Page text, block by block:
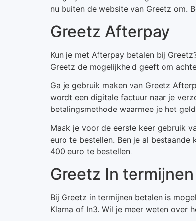
nu buiten de website van Greetz om.
Greetz Afterpay
Kun je met Afterpay betalen bij
Greetz de mogelijkheid geeft om
Ga je gebruik maken van Greetz
wordt een digitale factuur naar je
betalingsmethode waarmee je het
Maak je voor de eerste keer gebruik
euro te bestellen. Ben je al
400 euro te bestellen.
Greetz In
Bij Greetz in termijnen betalen is
Klarna of In3. Wil je meer weten over